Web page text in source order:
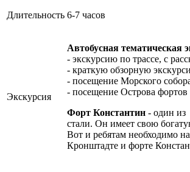
Длительность 6-7 часов
Экскурсия
Автобусная тематическая
- экскурсию по трассе, с
- краткую обзорную
- посещение Морского
- посещение Острова фортов
Форт Константин - один из
стали. Он имеет свою
Вот и ребятам необходимо
Кронштадте и форте